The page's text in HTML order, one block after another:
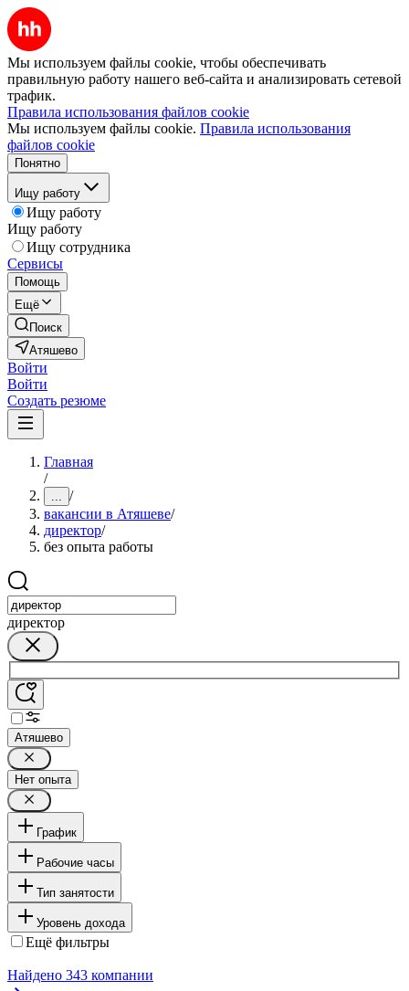
Мы используем файлы cookie, чтобы обеспечивать
правильную работу нашего веб-сайта и анализировать сетевой
трафик.
Правила использования файлов cookie
Мы используем файлы cookie. Правила использования
файлов cookie
Понятно
Ищу работу
Ищу работу
Ищу работу
Ищу сотрудника
Сервисы
Помощь
Ещё
Поиск
Атяшево
Войти
Войти
Создать резюме
Главная
/
... /
вакансии в Атяшеве/
директор/
без опыта работы
директор
Атяшево
Нет опыта
График
Рабочие часы
Тип занятости
Уровень дохода
Ещё фильтры
Найдено 343 компании